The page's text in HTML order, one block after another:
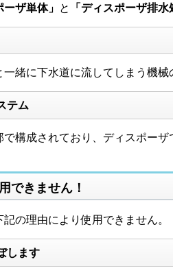
ーザ単体」 と 「ディスポーザ排水
緒に下水道に流してしまう機械
テム
構成されており、ディスポー
できません！
の理由により使用できません。
します